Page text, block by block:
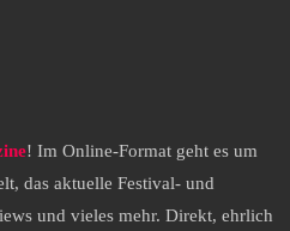
! Im Online-Format geht es um
das aktuelle Festival- und
und vieles mehr. Direkt, ehrlich